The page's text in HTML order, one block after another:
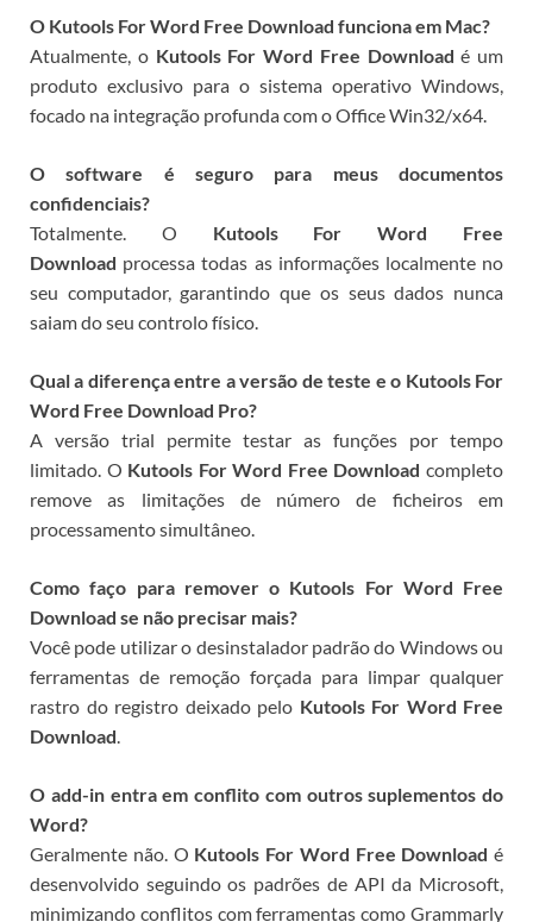
O Kutools For Word Free Download funciona em Mac?
Atualmente, o Kutools For Word Free Download é um
produto exclusivo para o sistema operativo Windows,
focado na integração profunda com o Office Win32/x64.
O software é seguro para meus documentos
confidenciais?
Totalmente. O Kutools For Word Free
Download processa todas as informações localmente no
seu computador, garantindo que os seus dados nunca
saiam do seu controlo físico.
Qual a diferença entre a versão de teste e o Kutools For
Word Free Download Pro?
A versão trial permite testar as funções por tempo
limitado. O Kutools For Word Free Download completo
remove as limitações de número de ficheiros em
processamento simultâneo.
Como faço para remover o Kutools For Word Free
Download se não precisar mais?
Você pode utilizar o desinstalador padrão do Windows ou
ferramentas de remoção forçada para limpar qualquer
rastro do registro deixado pelo Kutools For Word Free
Download.
O add-in entra em conflito com outros suplementos do
Word?
Geralmente não. O Kutools For Word Free Download é
desenvolvido seguindo os padrões de API da Microsoft,
minimizando conflitos com ferramentas como Grammarly